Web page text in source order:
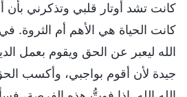
كانت تشد أوتار قلبي وتذكرني بأن
كانت الحياة هي الأهم أم الثروة. في
الله ليعبر عن الحق ويقوم بعمل
جيدة لأن أقوم بواجبي، وأكسب